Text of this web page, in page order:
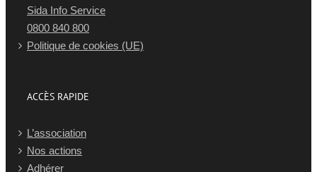
Sida Info Service
0800 840 800
Politique de cookies (UE)
ACCÈS RAPIDE
L’association
Nos actions
Adhérer